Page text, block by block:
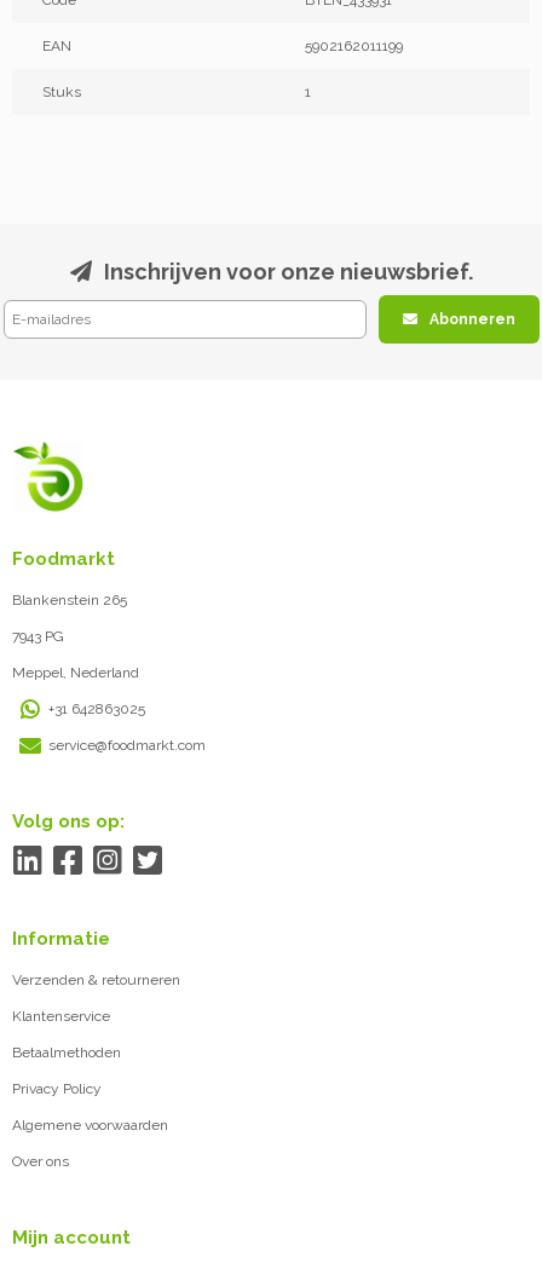
EAN 5902162011199
Stuks 1
Inschrijven voor onze nieuwsbrief.
Abonneren
Foodmarkt
Blankenstein 265
7943 PG
Meppel, Nederland
+31 642863025
service@foodmarkt.com
Volg ons op:
Informatie
Verzenden & retourneren
Klantenservice
Betaalmethoden
Privacy Policy
Algemene voorwaarden
Over ons
Mijn account